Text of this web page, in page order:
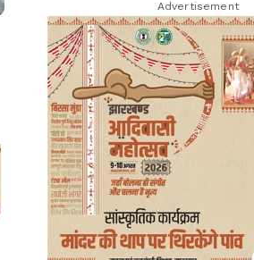
Advertisement